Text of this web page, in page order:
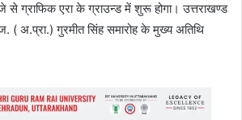
से ग्राफिक एरा के ग्राउन्ड में शुरू होगा। उत्तराखण्ड
( अ.प्रा.) गुरमीत सिंह समारोह के मुख्य अतिथि